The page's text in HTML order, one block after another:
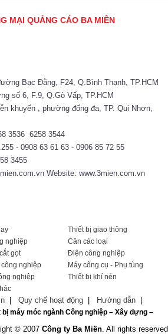
MẠI QUẢNG CÁO BA MIỀN
Bạc Đằng, F24, Q.Bình Thạnh, TP.HCM
số 6, F.9, Q.Gò Vấp, TP.HCM
khuyến , phường đống đa, TP. Qui Nhơn,
3536 6258 3544
- 0908 63 61 63 - 0906 85 72 55
3455
Website: www.3mien.com.vn
Thiết bị giao thông
nghiệp
Cân các loại
gọt
Điện công nghiệp
công nghiệp
Máy công cụ - Phụ tùng
nghiệp
Thiết bị khí nén
Quy chế hoạt động Hướng dẫn
máy móc ngành Công nghiệp – Xây dựng –
© 2007 Công ty Ba Miền. All rights reserved